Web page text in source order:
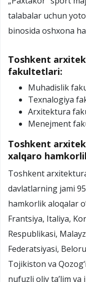
talabalar uchun
binosida oshxona
Toshkent
fakultetlari:
Muhadislik
Texnalogiya
Arxitektura
Menejment
Toshkent
xalqaro
Toshkent
davlatlarning jami
hamkorlik aloqalar
Frantsiya, Italiya,
Respublikasi,
Federatsiyasi,
Tojikiston va
nufuzli oliy ta’lim